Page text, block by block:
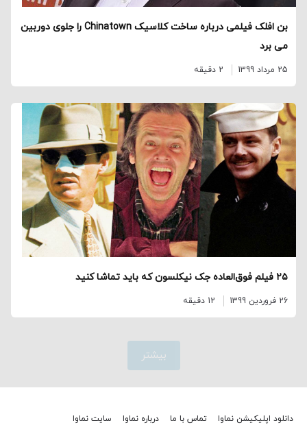
بن افلک فیلمی درباره ساخت کلاسیک Chinatown را جلوی دوربین
می برد
25 مرداد 1399 2 دقیقه
۲۵ فیلم فوق‌العاده جک نیکلسون که باید تماشا کنید
26 فروردین 1399 12 دقیقه
بیشتر
دانلود اپلیکیشن نماوا تماس با ما درباره نماوا سایت نماوا